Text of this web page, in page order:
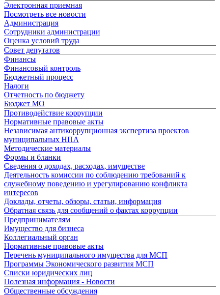
Электронная приемная
Посмотреть все новости
Администрация
Сотрудники администрации
Оценка условий труда
Совет депутатов
Финансы
Финансовый контроль
Бюджетный процесс
Налоги
Отчетность по бюджету
Бюджет МО
Противодействие коррупции
Нормативные правовые акты
Независимая антикоррупционная экспертиза проектов
муниципальных НПА
Методические материалы
Формы и бланки
Сведения о доходах, расходах, имуществе
Деятельность комиссии по соблюдению требований к
служебному поведению и урегулированию конфликта
интересов
Доклады, отчеты, обзоры, статьи, информация
Обратная связь для сообщений о фактах коррупции
Предпринимателям
Имущество для бизнеса
Коллегиальный орган
Нормативные правовые акты
Перечень муниципального имущества для МСП
Программы Экономического развития МСП
Списки юридических лиц
Полезная информация - Новости
Общественные обсуждения